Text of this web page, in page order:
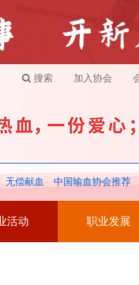
搜索 加入协会
无偿献血 中国输血协会推荐
活动 职业发展